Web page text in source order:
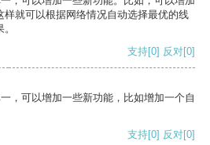
就可以根据网络情况自动选择最优的线
支持[0] 反对[0]
，可以增加一些新功能，比如增加一个自
支持[0] 反对[0]